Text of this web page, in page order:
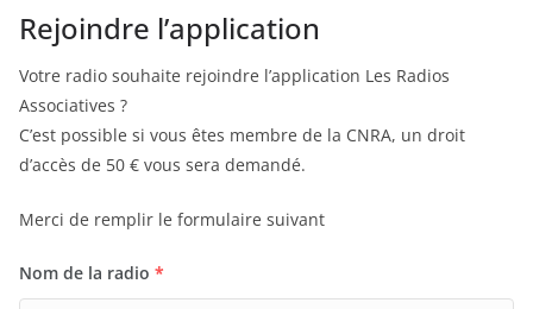
Rejoindre l’application
Votre radio souhaite rejoindre l’application Les Radios
Associatives ?
C’est possible si vous êtes membre de la CNRA, un droit
d’accès de 50 € vous sera demandé.
Merci de remplir le formulaire suivant
Nom de la radio *